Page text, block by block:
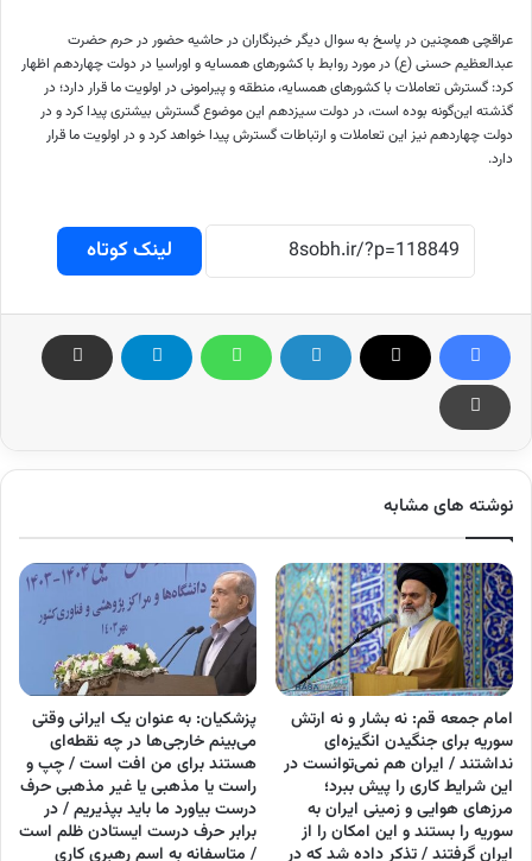
عراقچی همچنین در پاسخ به سوال دیگر خبرنگاران در حاشیه حضور در حرم حضرت
عبدالعظیم حسنی (ع) در مورد روابط با کشورهای همسایه و اوراسیا در دولت چهاردهم اظهار
کرد: گسترش تعاملات با کشورهای همسایه، منطقه و پیرامونی در اولویت ما قرار دارد؛ در
گذشته این‌گونه بوده است، در دولت سیزدهم این موضوع گسترش بیشتری پیدا کرد و در
دولت چهاردهم نیز این تعاملات و ارتباطات گسترش پیدا خواهد کرد و در اولویت ما قرار
دارد.
لینک کوتاه
نوشته های مشابه
امام جمعه قم: نه بشار و نه ارتش
سوریه برای جنگیدن انگیزه‌ای
نداشتند / ایران هم نمی‌توانست در
این شرایط کاری را پیش ببرد؛
مرزهای هوایی و زمینی ایران به
سوریه را بستند و این امکان را از
ایران گرفتند / تذکر داده شد که در
پزشکیان: به عنوان یک ایرانی وقتی
می‌بینم خارجی‌ها در چه نقطه‌ای
هستند برای من افت است / چپ و
راست یا مذهبی یا غیر مذهبی حرف
درست بیاورد ما باید بپذیریم / در
برابر حرف درست ایستادن ظلم است
/ متاسفانه به اسم رهبری کاری